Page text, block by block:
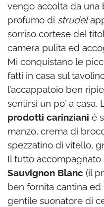
vengo accolta da una
profumo di strudel
sorriso cortese del
camera pulita ed
Mi conquistano le
fatti in casa sul
l’accappatoio ben
sentirsi un po’ a casa.
prodotti carinziani è
manzo, crema di
spezzatino di vitello,
Il tutto
Sauvignon Blanc (il
ben fornita cantina
gentile suonatore di